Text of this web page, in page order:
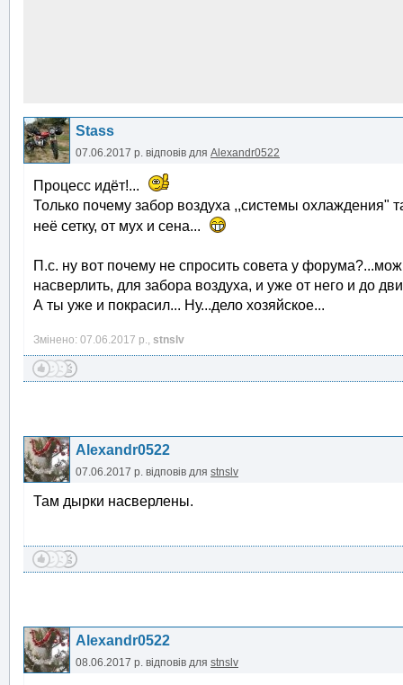
Stass
07.06.2017 р. відповів для Alexandr0522
Процесс идёт!...
Только почему забор воздуха ,,системы охлаждения"
неё сетку, от мух и сена...
П.с. ну вот почему не спросить совета у
насверлить, для забора воздуха, и уже от него и до
А ты уже и покрасил... Ну...дело хозяйское...
Змінено: 07.06.2017 р., stnslv
Alexandr0522
07.06.2017 р. відповів для stnslv
Там дырки насверлены.
Alexandr0522
08.06.2017 р. відповів для stnslv